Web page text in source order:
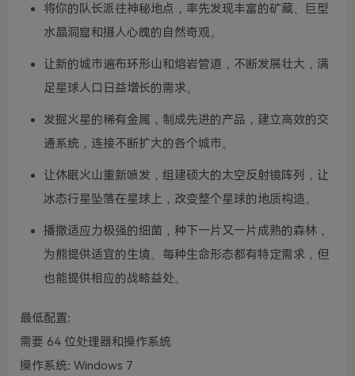
将你的队长派往神秘地点，率先发现丰富的矿藏、巨型
水晶洞窟和摄人心魄的自然奇观。
让新的城市遍布环形山和熔岩管道，不断发展壮大，满
足星球人口日益增长的需求。
发掘火星的稀有金属，制成先进的产品，建立高效的交
通系统，连接不断扩大的各个城市。
让休眠火山重新喷发，组建硕大的太空反射镜阵列，让
冰态行星坠落在星球上，改变整个星球的地质构造。
播撒适应力极强的细菌，种下一片又一片成熟的森林，
为熊提供适宜的生境。每种生命形态都有特定需求，但
也能提供相应的战略益处。
最低配置:
需要 64 位处理器和操作系统
操作系统: Windows 7